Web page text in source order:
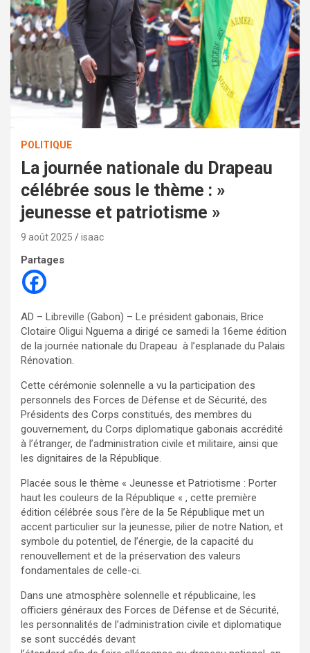
POLITIQUE
La journée nationale du Drapeau
célébrée sous le thème : »
jeunesse et patriotisme »
9 août 2025 isaac
Partages
AD – Libreville (Gabon) – Le président gabonais, Brice
Clotaire Oligui Nguema a dirigé ce samedi la 16eme édition
de la journée nationale du Drapeau à l’esplanade du Palais
Rénovation.
Cette cérémonie solennelle a vu la participation des
personnels des Forces de Défense et de Sécurité, des
Présidents des Corps constitués, des membres du
gouvernement, du Corps diplomatique gabonais accrédité
à l’étranger, de l’administration civile et militaire, ainsi que
les dignitaires de la République.
Placée sous le thème « Jeunesse et Patriotisme : Porter
haut les couleurs de la République « , cette première
édition célébrée sous l’ère de la 5e République met un
accent particulier sur la jeunesse, pilier de notre Nation, et
symbole du potentiel, de l’énergie, de la capacité du
renouvellement et de la préservation des valeurs
fondamentales de celle-ci.
Dans une atmosphère solennelle et républicaine, les
officiers généraux des Forces de Défense et de Sécurité,
les personnalités de l’administration civile et diplomatique
se sont succédés devant